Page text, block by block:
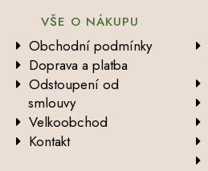
VŠE O NÁKUPU
Obchodní podmínky
Doprava a platba
Odstoupení od
smlouvy
Velkoobchod
Kontakt